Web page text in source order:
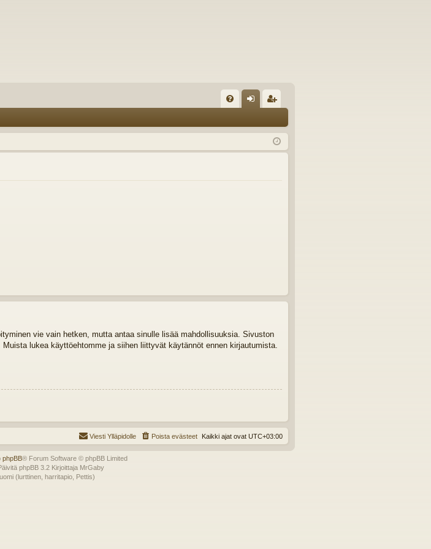
K
K
au
du
ist
er
vie vain hetken, mutta antaa sinulle lisää mahdollisuuksia. Sivuston
lukea käyttöehtomme ja siihen liittyvät käytännöt ennen kirjautumista.
Kaikki ajat ovat UTC+03:00
Poista evästeet
Viesti Ylläpidolle
phpBB® Forum Software © phpBB Limited
phpBB 3.2 Kirjoittaja MrGaby
(lurttinen, harritapio, Pettis)